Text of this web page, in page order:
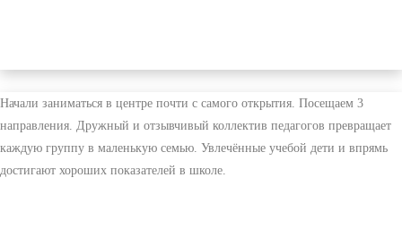
Начали заниматься в центре почти с самого открытия. Посещаем 3
направления. Дружный и отзывчивый коллектив педагогов превращает
каждую группу в маленькую семью. Увлечённые учебой дети и впрямь
достигают хороших показателей в школе.